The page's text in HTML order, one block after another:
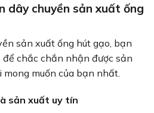
dây chuyền sản xuất ống
sản xuất ống hút gạo, bạn
chắc chắn nhận được sản
muốn của bạn nhất.
sản xuất uy tín